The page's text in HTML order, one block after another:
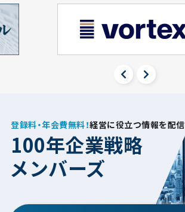
登録料・年会費無料！経営に役立つ情報を配信
100年企業戦略
メンバーズ